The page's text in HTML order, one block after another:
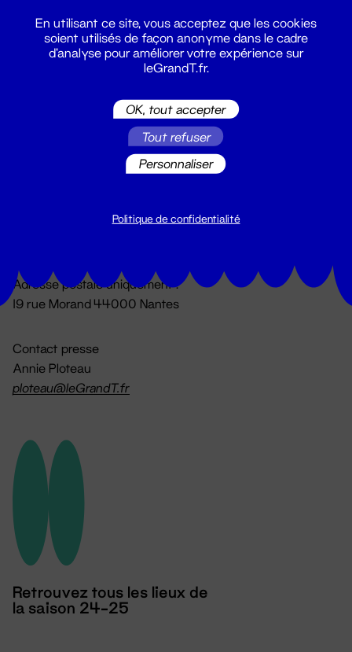
Du lundi au vendredi 14h → 18h
Adresse postale uniquement :
19 rue Morand 44000 Nantes
Contact presse
Annie Ploteau
ploteau@leGrandT.fr
Retrouvez tous les lieux de
la saison 24-25
En utilisant ce site, vous acceptez que les cookies
soient utilisés de façon anonyme dans le cadre
d'analyse pour améliorer votre expérience sur
leGrandT.fr.
OK, tout accepter
Tout refuser
Personnaliser
Politique de confidentialité